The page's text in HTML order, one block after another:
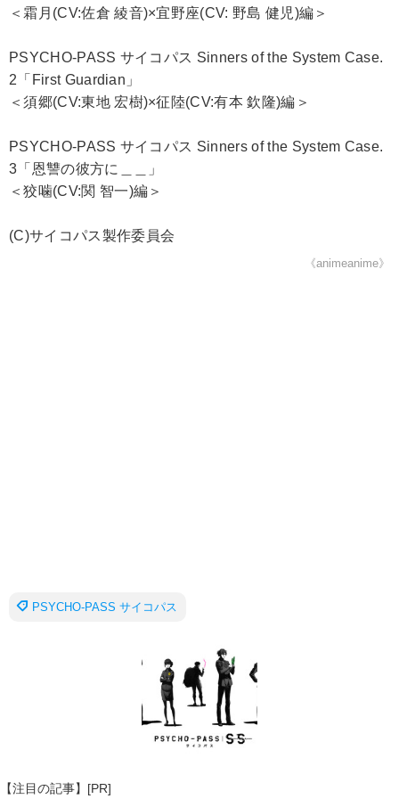
＜霜月(CV:佐倉 綾音)×宜野座(CV: 野島 健児)編＞
PSYCHO-PASS サイコパス Sinners of the System Case.
2「First Guardian」
＜須郷(CV:東地 宏樹)×征陸(CV:有本 欽隆)編＞
PSYCHO-PASS サイコパス Sinners of the System Case.
3「恩讐の彼方に＿＿」
＜狡噛(CV:関 智一)編＞
(C)サイコパス製作委員会
《animeanime》
PSYCHO-PASS サイコパス
【注目の記事】[PR]